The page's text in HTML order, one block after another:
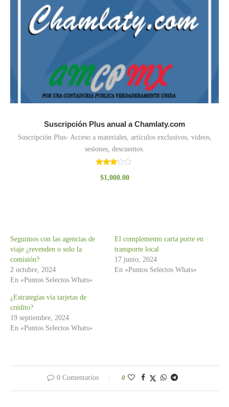
Suscripción Plus anual a Chamlaty.com
Suscripción Plus- Acceso a materiales, artículos exclusivos, videos,
sesiones, descuentos.
con
$1,000.00
Seguimos con las agencias de
viaje ¿revenden o solo la
comisión?
2 octubre, 2024
En «Puntos Selectos Whats»
El complemento carta porte en
transporte local
17 junio, 2024
En «Puntos Selectos Whats»
¿Estrategias vía tarjetas de
crédito?
19 septiembre, 2024
En «Puntos Selectos Whats»
0 Comentarios 0